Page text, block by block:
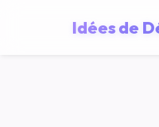
Idées de